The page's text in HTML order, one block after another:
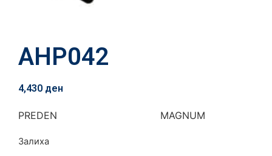
AHP042
4,430 ден
PREDEN MAGNUM
Залиха